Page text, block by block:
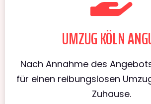
UMZUG KÖLN
Nach Annahme des
für einen reibungslosen
Zuhause.